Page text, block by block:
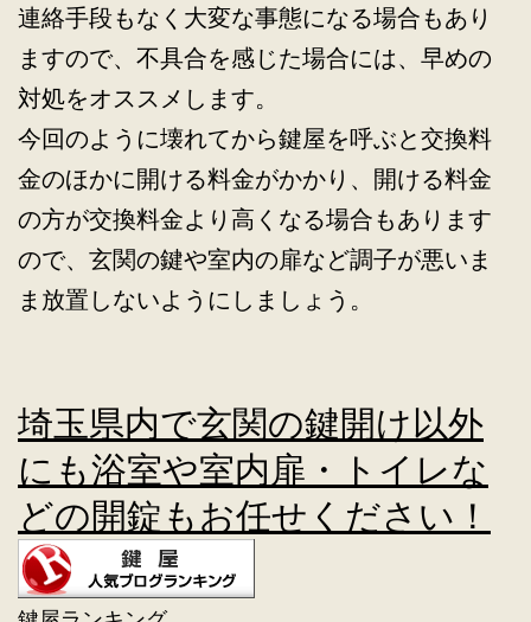
連絡手段もなく大変な事態になる場合もあり
ますので、不具合を感じた場合には、早めの
対処をオススメします。
今回のように壊れてから鍵屋を呼ぶと交換料
金のほかに開ける料金がかかり、開ける料金
の方が交換料金より高くなる場合もあります
ので、玄関の鍵や室内の扉など調子が悪いま
ま放置しないようにしましょう。
埼玉県内で玄関の鍵開け以外
にも浴室や室内扉・トイレな
どの開錠もお任せください！